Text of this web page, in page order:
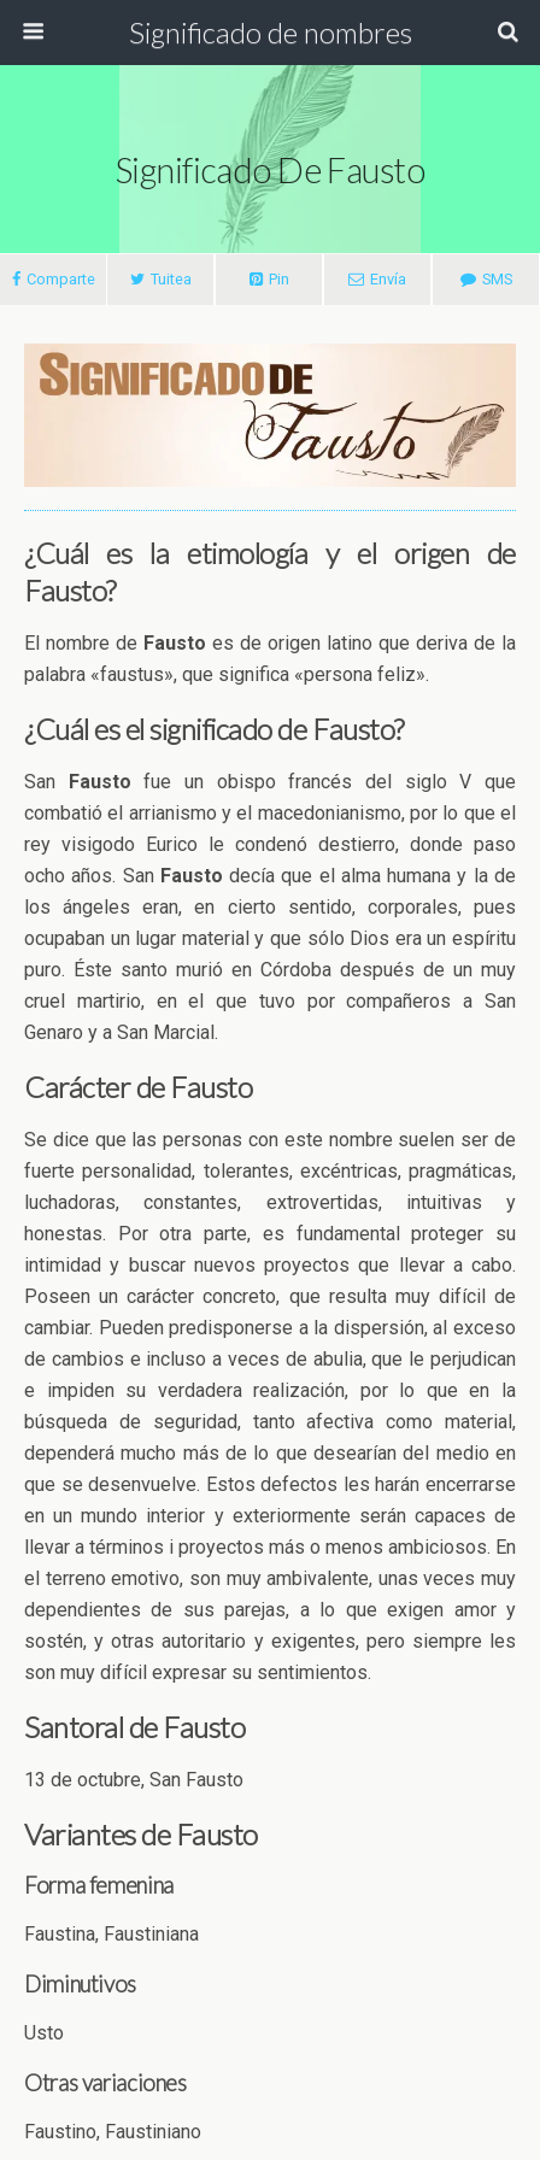
Significado de nombres
Significado De Fausto
Comparte Tuitea Pin Envía SMS
¿Cuál es la etimología y el origen de
Fausto?
El nombre de Fausto es de origen latino que deriva de la
palabra «faustus», que significa «persona feliz».
¿Cuál es el significado de Fausto?
San Fausto fue un obispo francés del siglo V que
combatió el arrianismo y el macedonianismo, por lo que el
rey visigodo Eurico le condenó destierro, donde paso
ocho años. San Fausto decía que el alma humana y la de
los ángeles eran, en cierto sentido, corporales, pues
ocupaban un lugar material y que sólo Dios era un espíritu
puro. Éste santo murió en Córdoba después de un muy
cruel martirio, en el que tuvo por compañeros a San
Genaro y a San Marcial.
Carácter de Fausto
Se dice que las personas con este nombre suelen ser de
fuerte personalidad, tolerantes, excéntricas, pragmáticas,
luchadoras, constantes, extrovertidas, intuitivas y
honestas. Por otra parte, es fundamental proteger su
intimidad y buscar nuevos proyectos que llevar a cabo.
Poseen un carácter concreto, que resulta muy difícil de
cambiar. Pueden predisponerse a la dispersión, al exceso
de cambios e incluso a veces de abulia, que le perjudican
e impiden su verdadera realización, por lo que en la
búsqueda de seguridad, tanto afectiva como material,
dependerá mucho más de lo que desearían del medio en
que se desenvuelve. Estos defectos les harán encerrarse
en un mundo interior y exteriormente serán capaces de
llevar a términos i proyectos más o menos ambiciosos. En
el terreno emotivo, son muy ambivalente, unas veces muy
dependientes de sus parejas, a lo que exigen amor y
sostén, y otras autoritario y exigentes, pero siempre les
son muy difícil expresar su sentimientos.
Santoral de Fausto
13 de octubre, San Fausto
Variantes de Fausto
Forma femenina
Faustina, Faustiniana
Diminutivos
Usto
Otrasvariaciones
Faustino, Faustiniano